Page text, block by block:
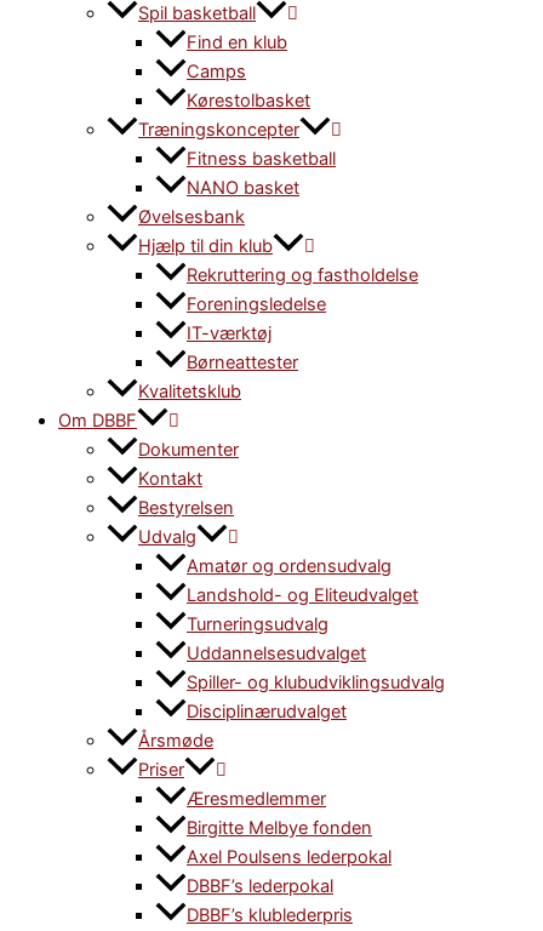
Spil basketball
Find en klub
Camps
Kørestolbasket
Træningskoncepter
Fitness basketball
NANO basket
Øvelsesbank
Hjælp til din klub
Rekruttering og fastholdelse
Foreningsledelse
IT-værktøj
Børneattester
Kvalitetsklub
Om DBBF
Dokumenter
Kontakt
Bestyrelsen
Udvalg
Amatør og ordensudvalg
Landshold- og Eliteudvalget
Turneringsudvalg
Uddannelsesudvalget
Spiller- og klubudviklingsudvalg
Disciplinærudvalget
Årsmøde
Priser
Æresmedlemmer
Birgitte Melbye fonden
Axel Poulsens lederpokal
DBBF’s lederpokal
DBBF’s klublederpris